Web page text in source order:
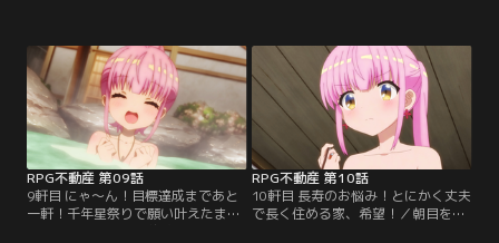
はドアばかりの家だった！？ドアを
開けても目の前には新たなドア、ド
ア、ドア……。なんでも大家さんも
知らないうちに、前の住人に改築さ
れてしまったらしい。四人が部屋に
入ると…。
を試着するけれど、値段の高さにび
っくり！琴音の部屋の家賃10ヶ月分
の服を着られるのは、一体どういう
人なんだろう？そんなことを考えな
がら仕事をしていると…。
RPG不動産 第09話
9軒目 にゃ～ん！目標達成まであと
一軒！千年星祭りで願い叶えたま
え！／今月の目標契約数まであと一
RPG不動産 第10話
10軒目 長寿のお悩み！とにかく丈夫
で長く住める家、希望！／朝目を覚